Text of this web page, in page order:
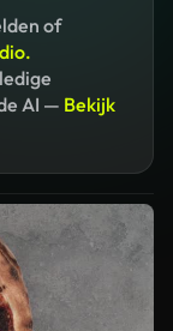
of
AI — Bekijk